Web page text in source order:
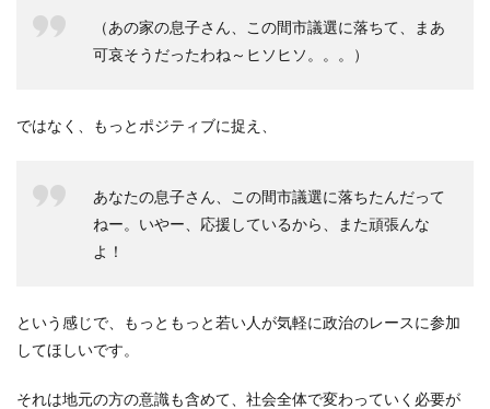
（あの家の息子さん、この間市議選に落ちて、まあ
可哀そうだったわね～ヒソヒソ。。。）
ではなく、もっとポジティブに捉え、
あなたの息子さん、この間市議選に落ちたんだって
ねー。いやー、応援しているから、また頑張んな
よ！
という感じで、もっともっと若い人が気軽に政治のレースに参加
してほしいです。
それは地元の方の意識も含めて、社会全体で変わっていく必要が